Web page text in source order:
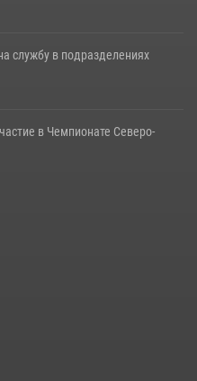
службу в подразделениях
в Чемпионате Северо-